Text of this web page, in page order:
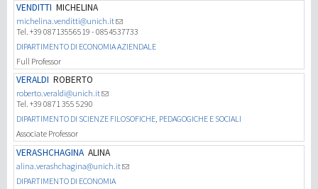
VENDITTI MICHELINA
michelina.venditti@unich.it
Tel. +39 08713556519 - 0854537733
DIPARTIMENTO DI ECONOMIA AZIENDALE
Full Professor
VERALDI ROBERTO
roberto.veraldi@unich.it
Tel. +39 0871 355 5290
DIPARTIMENTO DI SCIENZE FILOSOFICHE, PEDAGOGICHE E SOCIALI
Associate Professor
VERASHCHAGINA ALINA
alina.verashchagina@unich.it
DIPARTIMENTO DI ECONOMIA